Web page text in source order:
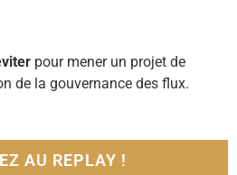
pour mener un projet de
de la gouvernance des flux.
AU REPLAY !